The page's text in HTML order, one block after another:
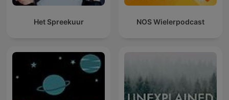
Het Spreekuur NOS Wielerpodcast